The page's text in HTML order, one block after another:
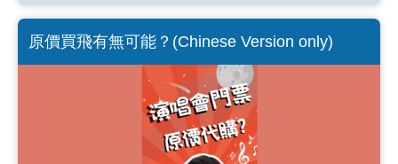
原價買飛有無可能？(Chinese Version only)